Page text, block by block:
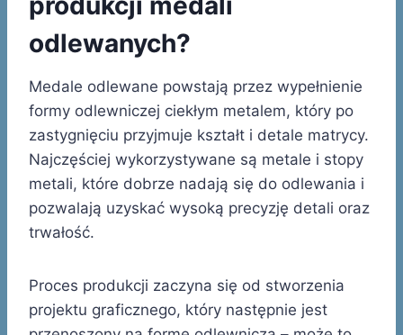
odlewanych?
Medale odlewane powstają przez wypełnienie
formy odlewniczej ciekłym metalem, który po
zastygnięciu przyjmuje kształt i detale matrycy.
Najczęściej wykorzystywane są metale i stopy
metali, które dobrze nadają się do odlewania i
pozwalają uzyskać wysoką precyzję detali oraz
trwałość.
Proces produkcji zaczyna się od stworzenia
projektu graficznego, który następnie jest